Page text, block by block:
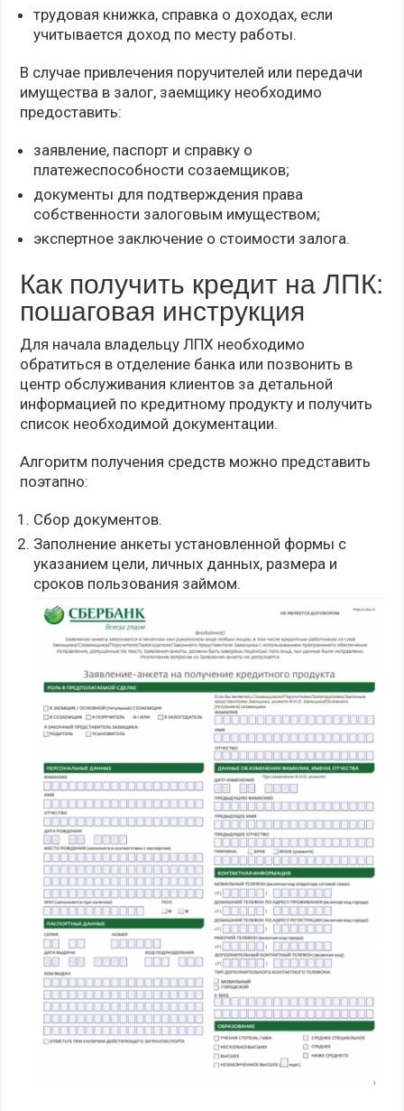
трудовая книжка, справка о доходах, если
учитывается доход по месту работы.
В случае привлечения поручителей или передачи
имущества в залог, заемщику необходимо
предоставить:
заявление, паспорт и справку о
платежеспособности созаемщиков;
документы для подтверждения права
собственности залоговым имуществом;
экспертное заключение о стоимости залога.
Как получить кредит на ЛПК:
пошаговая инструкция
Для начала владельцу ЛПХ необходимо
обратиться в отделение банка или позвонить в
центр обслуживания клиентов за детальной
информацией по кредитному продукту и получить
список необходимой документации.
Алгоритм получения средств можно представить
поэтапно:
Сбор документов.
Заполнение анкеты установленной формы с
указанием цели, личных данных, размера и
сроков пользования займом.